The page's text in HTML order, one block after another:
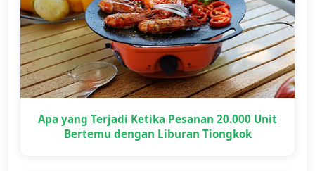
Apa yang Terjadi Ketika Pesanan 20.000 Unit
Bertemu dengan Liburan Tiongkok